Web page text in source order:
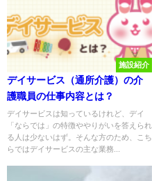
施設紹介
デイサービス（通所介護）の介
護職員の仕事内容とは？
デイサービスは知っているけれど、デイ
「ならでは」の特徴ややりがいを答えられ
る人は少ないはず。そんな方のため、こち
らではデイサービスの主な業務...